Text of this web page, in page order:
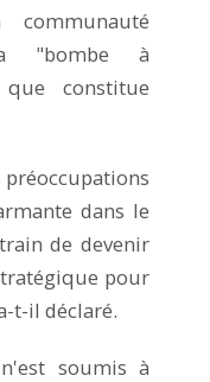
"bombe à
constitue
préoccupations
dans le
de devenir
pour
t-il déclaré.
soumis à